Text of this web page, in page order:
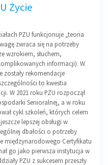
Życie
PZU funkcjonuje „teoria
zwraca się na potrzeby
wzrokiem, słuchem,
informacji). W
rekomendacje
to kwestia
W 2021 roku PZU rozpoczął
Senioralnej, a w roku
cykl szkoleń, których celem
lepszej obsługi w
dbałości o potrzeby
międzynarodowego Certyfikatu
go jako pierwsza instytucja w
PZU z sukcesem przeszły